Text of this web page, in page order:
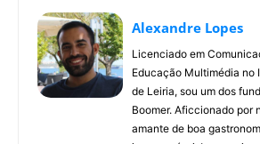
Alexandre Lopes
Licenciado em
Educação Multimédia
de Leiria, sou um dos
Boomer. Aficcionado por
amante de boa